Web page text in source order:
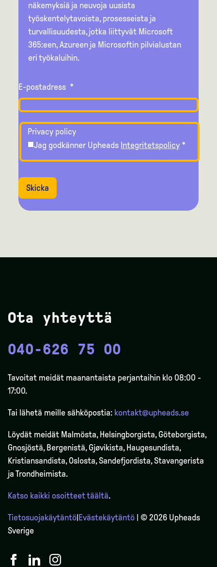
näkemyksiä ja neuvoja uusista
työskentelytavoista, prosesseista ja
turvallisuudesta, jotka liittyvät Microsoft
365:een, Azureen ja Microsoftin pilvialustan
eri työkaluihin.
E-postadress *
Privacy policy
Jag godkänner Upheads Integritetspolicy *
Skicka
Ota yhteyttä
040-626 75 00
Tavoitat meidät maanantaista perjantaihin klo 08:00 -
17:00.
Tai lähetä meille sähköpostia: kontakt@upheads.se
Löydät meidät Malmösta, Helsingborgista, Göteborgista,
Gnosjöstä, Bergenistä,Gjøvikista, Haugesundista,
Kristiansandista, Oslosta, Sandefjordista, Stavangerista
ja Trondheimista.
Katso kaikki osoitteet täältä.
Tietosuojakäytäntö Evästekäytäntö | © 2026 Upheads
Sverige